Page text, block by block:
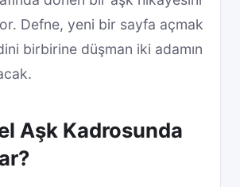
Defne, yeni bir sayfa açmak
birbirine düşman iki adamın
Aşk Kadrosunda